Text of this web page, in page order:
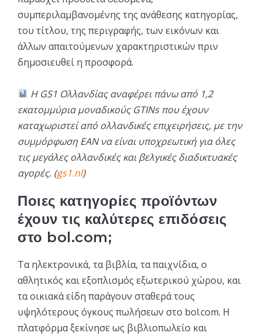
συμπεριλαμβανομένης της ανάθεσης κατηγορίας,
του τίτλου, της περιγραφής, των εικόνων και
άλλων απαιτούμενων χαρακτηριστικών πριν
δημοσιευθεί η προσφορά.
Η GS1 Ολλανδίας αναφέρει πάνω από 1,2
εκατομμύρια μοναδικούς GTINs που έχουν
καταχωριστεί από ολλανδικές επιχειρήσεις, με την
συμμόρφωση EAN να είναι υποχρεωτική για όλες
τις μεγάλες ολλανδικές και βελγικές διαδικτυακές
αγορές. (gs1.nl)
Ποιες κατηγορίες προϊόντων
έχουν τις καλύτερες επιδόσεις
στο bol.com;
Τα ηλεκτρονικά, τα βιβλία, τα παιχνίδια, ο
αθλητικός και εξοπλισμός εξωτερικού χώρου, και
τα οικιακά είδη παράγουν σταθερά τους
υψηλότερους όγκους πωλήσεων στο bol.com. Η
πλατφόρμα ξεκίνησε ως βιβλιοπωλείο και